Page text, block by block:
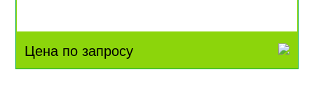
Цена по запросу